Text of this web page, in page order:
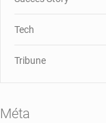
Tech
Tribune
Méta